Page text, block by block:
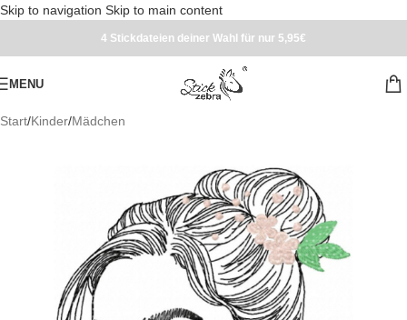
Skip to navigation Skip to main content
4 Stickdateien deiner Wahl für nur 5,95€
MENU
Start/Kinder/Mädchen